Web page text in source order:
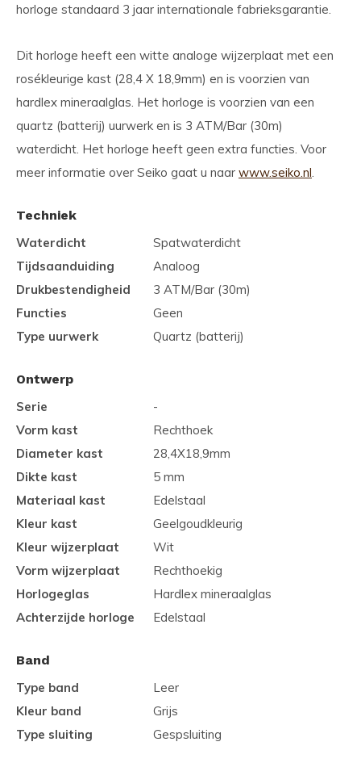
horloge standaard 3 jaar internationale fabrieksgarantie.
Dit horloge heeft een witte analoge wijzerplaat met een
rosékleurige kast (28,4 X 18,9mm) en is voorzien van
hardlex mineraalglas. Het horloge is voorzien van een
quartz (batterij) uurwerk en is 3 ATM/Bar (30m)
waterdicht. Het horloge heeft geen extra functies. Voor
meer informatie over Seiko gaat u naar www.seiko.nl.
Techniek
Waterdicht
Spatwaterdicht
Tijdsaanduiding
Analoog
Drukbestendigheid
3 ATM/Bar (30m)
Functies
Geen
Type uurwerk
Quartz (batterij)
Ontwerp
Serie
-
Vorm kast
Rechthoek
Diameter kast
28,4X18,9mm
Dikte kast
5 mm
Materiaal kast
Edelstaal
Kleur kast
Geelgoudkleurig
Kleur wijzerplaat
Wit
Vorm wijzerplaat
Rechthoekig
Horlogeglas
Hardlex mineraalglas
Achterzijde horloge
Edelstaal
Band
Type band
Leer
Kleur band
Grijs
Type sluiting
Gespsluiting